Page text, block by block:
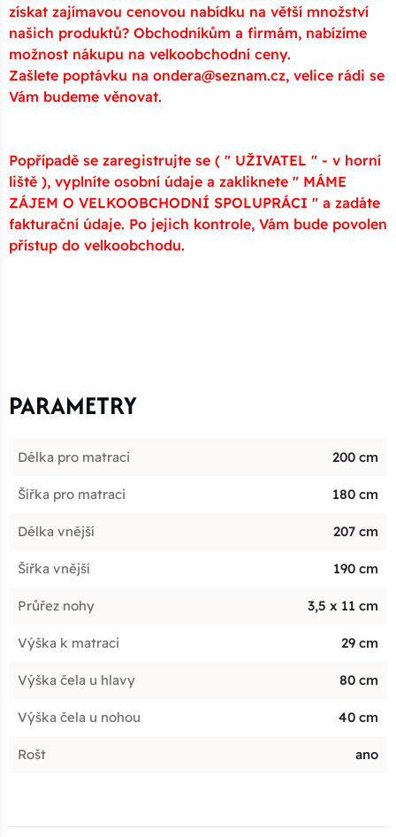
získat zajímavou cenovou nabídku na větší množství
našich produktů? Obchodníkům a firmám, nabízíme
možnost nákupu na velkoobchodní ceny.
Zašlete poptávku na ondera@seznam.cz, velice rádi se
Vám budeme věnovat.
Popřípadě se zaregistrujte se ( " UŽIVATEL " - v horní
liště ), vyplníte osobní údaje a zakliknete " MÁME
ZÁJEM O VELKOOBCHODNÍ SPOLUPRÁCI " a zadáte
fakturační údaje. Po jejich kontrole, Vám bude povolen
přístup do velkoobchodu.
PARAMETRY
Délka pro matraci 200 cm
Šířka pro matraci 180 cm
Délka vnější 207 cm
Šířka vnější 190 cm
Průřez nohy 3,5 x 11 cm
Výška k matraci 29 cm
Výška čela u hlavy 80 cm
Výška čela u nohou 40 cm
Rošt ano